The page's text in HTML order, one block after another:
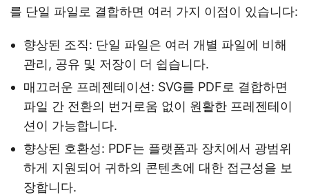
를 단일 파일로 결합하면 여러 가지 이점이 있습니다:
향상된 조직: 단일 파일은 여러 개별 파일에 비해
관리, 공유 및 저장이 더 쉽습니다.
매끄러운 프레젠테이션: SVG를 PDF로 결합하면
파일 간 전환의 번거로움 없이 원활한 프레젠테이
션이 가능합니다.
향상된 호환성: PDF는 플랫폼과 장치에서 광범위
하게 지원되어 귀하의 콘텐츠에 대한 접근성을 보
장합니다.